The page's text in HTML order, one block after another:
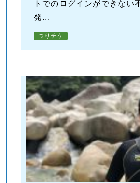
トでのログインができない
発...
つりチケ